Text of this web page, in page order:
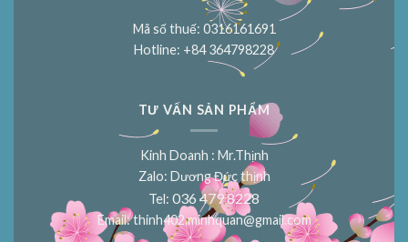
Mã số thuế: 0316161691
Hotline: +84 364798228
TƯ VẤN SẢN PHẨM
Kinh Doanh : Mr.Thịnh
Zalo: Dương Đức thịnh
Tel: 036 479 8228
Email:thinh402.minhquan@gmail.com